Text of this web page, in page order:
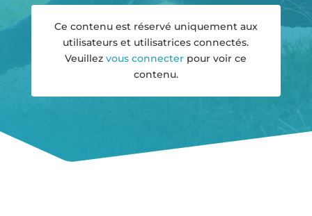
Ce contenu est réservé uniquement aux
utilisateurs et utilisatrices connectés.
Veuillezvous connecter pour voir ce
contenu.